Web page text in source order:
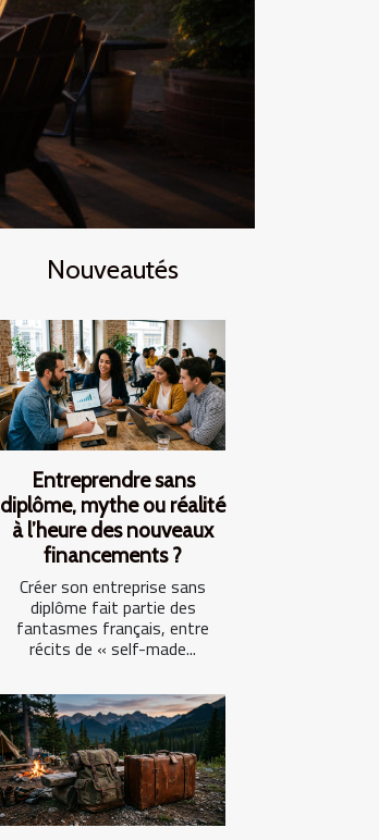
Nouveautés
Entreprendre sans
diplôme, mythe ou réalité
à l’heure des nouveaux
financements ?
Créer son entreprise sans
diplôme fait partie des
fantasmes français, entre
récits de « self-made...